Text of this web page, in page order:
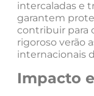
intercaladas e
garantem
contribuir para
rigoroso verão
internacionais
Impacto